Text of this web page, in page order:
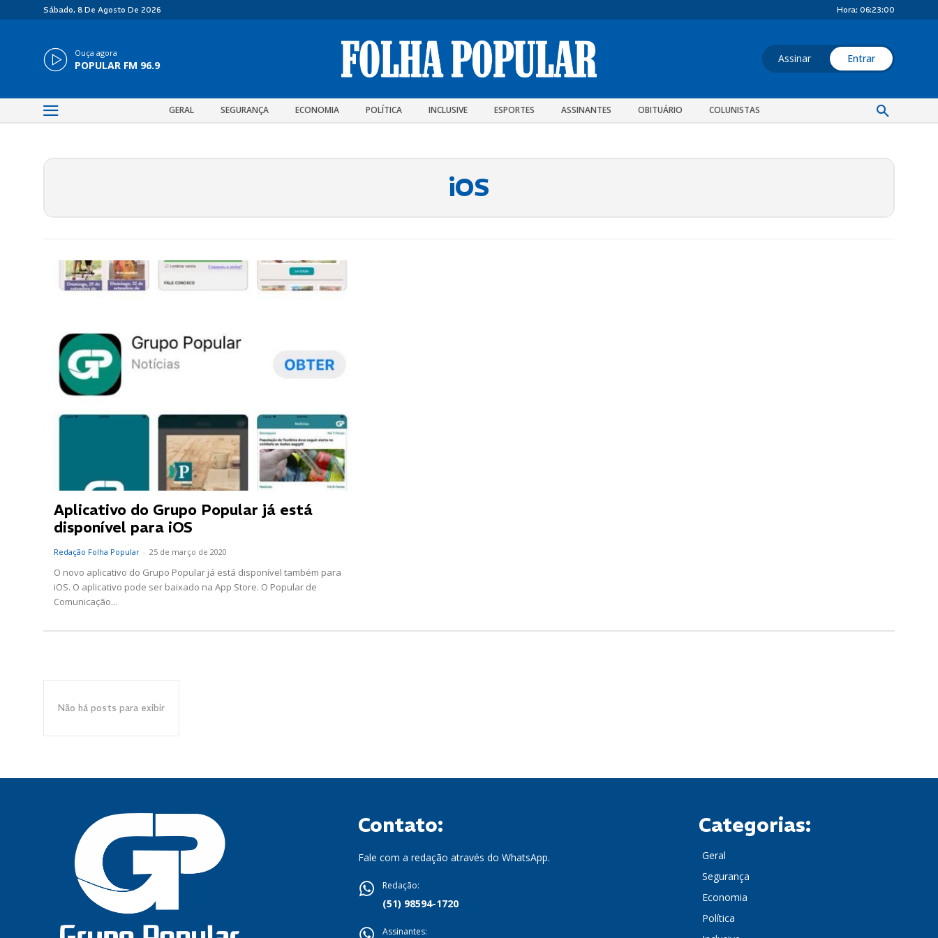
Sábado, 8 De Agosto De 2026 Hora: 06:23:00
Ouça agora
POPULAR FM 96.9 Assinar Entrar
GERAL SEGURANÇA ECONOMIA POLÍTICA INCLUSIVE ESPORTES ASSINANTES OBITUÁRIO COLUNISTAS
iOS
Aplicativo do Grupo Popular já está
disponível para iOS
Redação Folha Popular - 25 de março de 2020
O novo aplicativo do Grupo Popular já está disponível também para
iOS. O aplicativo pode ser baixado na App Store. O Popular de
Comunicação...
Não há posts para exibir
Contato:
Fale com a redação através do WhatsApp.
Redação:
(51) 98594-1720
Assinantes:
Categorias:
Geral
Segurança
Economia
Política